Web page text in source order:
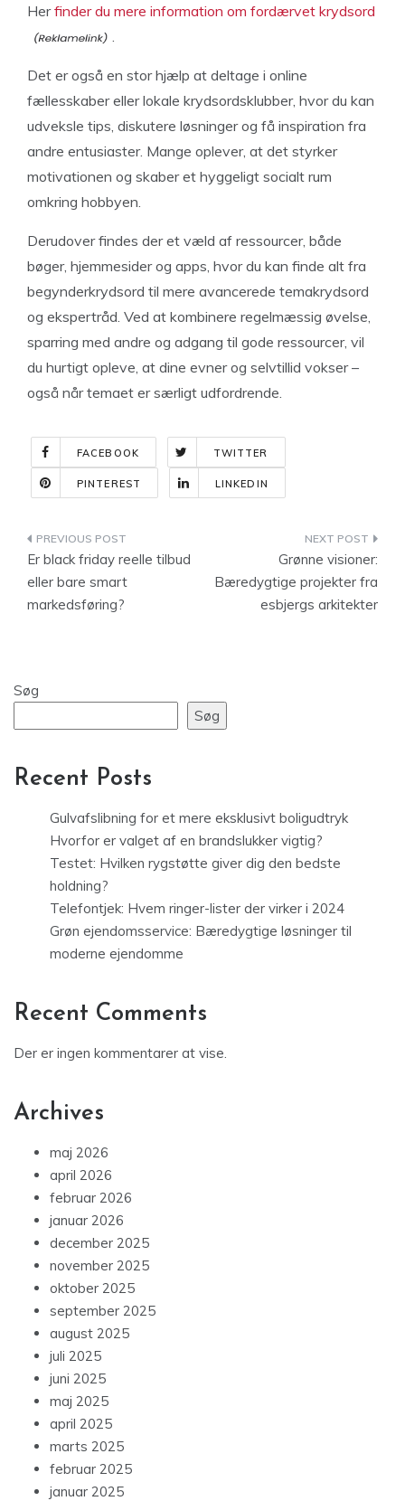
Herfinder du mere information om fordærvet krydsord
Det er også en stor hjælp at deltage i online
fællesskaber eller lokale krydsordsklubber, hvor du kan
udveksle tips, diskutere løsninger og få inspiration fra
andre entusiaster. Mange oplever, at det styrker
motivationen og skaber et hyggeligt socialt rum
omkring hobbyen.
Derudover findes der et væld af ressourcer, både
bøger, hjemmesider og apps, hvor du kan finde alt fra
begynderkrydsord til mere avancerede temakrydsord
og ekspertråd. Ved at kombinere regelmæssig øvelse,
sparring med andre og adgang til gode ressourcer, vil
du hurtigt opleve, at dine evner og selvtillid vokser –
også når temaet er særligt udfordrende.
FACEBOOK TWITTER
PINTEREST LINKEDIN
Indlægsnavigation
Er black friday reelle tilbud
eller bare smart
markedsføring?
Grønne visioner:
Bæredygtige projekter fra
esbjergs arkitekter
Søg
Søg
Recent Posts
Gulvafslibning for et mere eksklusivt boligudtryk
Hvorfor er valget af en brandslukker vigtig?
Testet: Hvilken rygstøtte giver dig den bedste
holdning?
Telefontjek: Hvem ringer-lister der virker i 2024
Grøn ejendomsservice: Bæredygtige løsninger til
moderne ejendomme
Recent Comments
Der er ingen kommentarer at vise.
Archives
maj 2026
april 2026
februar 2026
januar 2026
december 2025
november 2025
oktober 2025
september 2025
august 2025
juli 2025
juni 2025
maj 2025
april 2025
marts 2025
februar 2025
januar 2025